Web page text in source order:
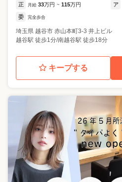
正 月給 33万円 ~ 115万円 ア
委 完全歩合
埼玉県 越谷市 赤山本町3-3 井上ビル
越谷駅 徒歩1分/南越谷駅 徒歩18分
キープする